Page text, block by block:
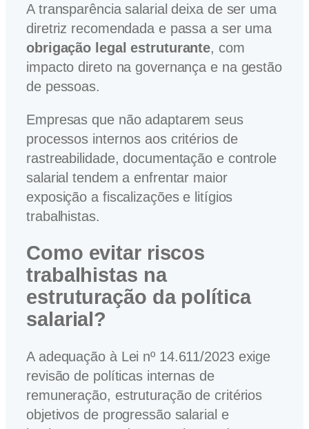
A transparência salarial deixa de ser uma
diretriz recomendada e passa a ser uma
obrigação legal estruturante, com
impacto direto na governança e na gestão
de pessoas.
Empresas que não adaptarem seus
processos internos aos critérios de
rastreabilidade, documentação e controle
salarial tendem a enfrentar maior
exposição a fiscalizações e litígios
trabalhistas.
Como evitar riscos
trabalhistas na
estruturação da política
salarial?
A adequação à Lei nº 14.611/2023 exige
revisão de políticas internas de
remuneração, estruturação de critérios
objetivos de progressão salarial e